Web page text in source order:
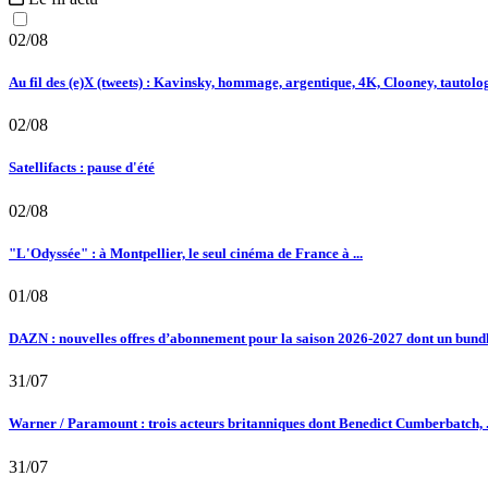
02/08
Au fil des (e)X (tweets) : Kavinsky, hommage, argentique, 4K, Clooney,
02/08
Satellifacts : pause d'été
02/08
"L'Odyssée" : à Montpellier, le seul cinéma de France à ...
01/08
DAZN : nouvelles offres d’abonnement pour la saison 2026-2027 dont un
31/07
Warner / Paramount : trois acteurs britanniques dont Benedict Cumberbatch,
31/07